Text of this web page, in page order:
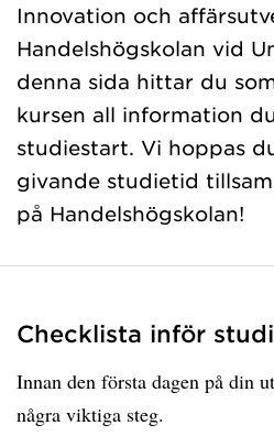
Innovation och
Handelshögskolan vid
denna sida hittar du
kursen all information
studiestart. Vi hoppas
givande studietid
på Handelshögskolan!
Checklista inför
Innan den första dagen på din
några viktiga steg.